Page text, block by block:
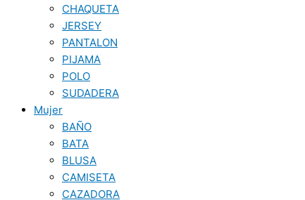
CHAQUETA
JERSEY
PANTALON
PIJAMA
POLO
SUDADERA
Mujer
BAÑO
BATA
BLUSA
CAMISETA
CAZADORA